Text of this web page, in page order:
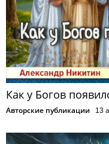
Как у Богов
Авторские публикации 13